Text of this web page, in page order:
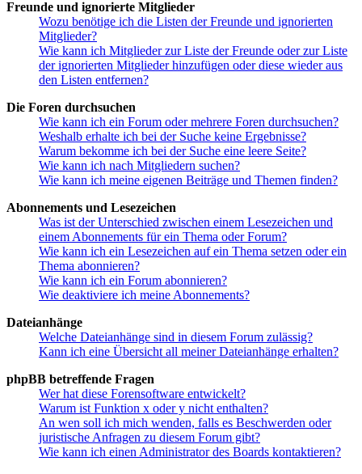
Freunde und ignorierte Mitglieder
Wozu benötige ich die Listen der Freunde und ignorierten
Mitglieder?
Wie kann ich Mitglieder zur Liste der Freunde oder zur Liste
der ignorierten Mitglieder hinzufügen oder diese wieder aus
den Listen entfernen?
Die Foren durchsuchen
Wie kann ich ein Forum oder mehrere Foren durchsuchen?
Weshalb erhalte ich bei der Suche keine Ergebnisse?
Warum bekomme ich bei der Suche eine leere Seite?
Wie kann ich nach Mitgliedern suchen?
Wie kann ich meine eigenen Beiträge und Themen finden?
Abonnements und Lesezeichen
Was ist der Unterschied zwischen einem Lesezeichen und
einem Abonnements für ein Thema oder Forum?
Wie kann ich ein Lesezeichen auf ein Thema setzen oder ein
Thema abonnieren?
Wie kann ich ein Forum abonnieren?
Wie deaktiviere ich meine Abonnements?
Dateianhänge
Welche Dateianhänge sind in diesem Forum zulässig?
Kann ich eine Übersicht all meiner Dateianhänge erhalten?
phpBB betreffende Fragen
Wer hat diese Forensoftware entwickelt?
Warum ist Funktion x oder y nicht enthalten?
An wen soll ich mich wenden, falls es Beschwerden oder
juristische Anfragen zu diesem Forum gibt?
Wie kann ich einen Administrator des Boards kontaktieren?